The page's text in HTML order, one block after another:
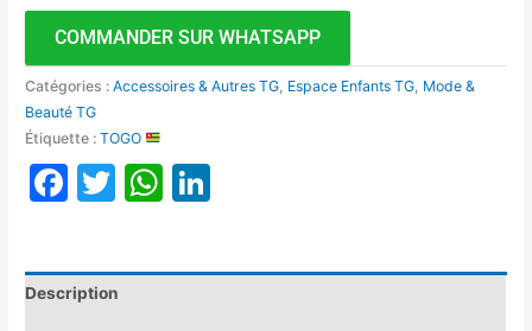
COMMANDER SUR WHATSAPP
Catégories :Accessoires & Autres TG Espace Enfants TG Mode &
Beauté TG
Étiquette :TOGO
Facebook
TwitterWhatsApp
Description